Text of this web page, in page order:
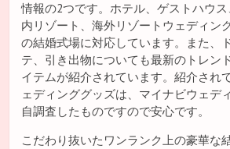
情報の2つです。ホテル、ゲストハウ
内リゾート、海外リゾートウェディン
の結婚式場に対応しています。また、
テ、引き出物についても最新のトレン
イテムが紹介されています。紹介され
ェディンググッズは、マイナビウェデ
自調査したものですので安心です。
こだわり抜いたワンランク上の豪華な